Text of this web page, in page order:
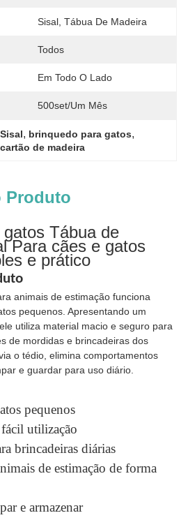
Sisal, Tábua De Madeira
Todos
Em Todo O Lado
500set/um Mês
Sisal, brinquedo para gatos,
cartão de madeira
Produto
Tábua de
Para cães e gatos
e prático
animais de estimação funciona
pequenos. Apresentando um
utiliza material macio e seguro para
de mordidas e brincadeiras dos
o tédio, elimina comportamentos
e guardar para uso diário.
pequenos
utilização
brincadeiras diárias
de estimação de forma
e armazenar